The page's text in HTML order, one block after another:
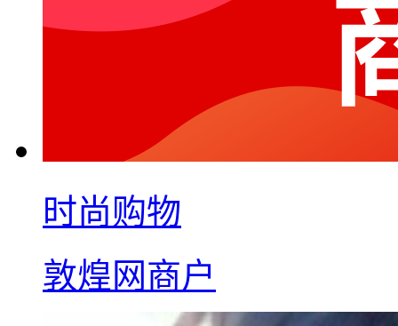
时尚购物
敦煌网商户